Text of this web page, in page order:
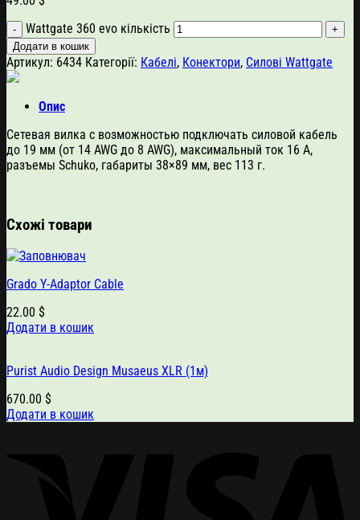
Wattgate 360 evo кількість
Додати в кошик
Артикул: 6434 Категорії: Кабелі, Конектори, Силові Wattgate
Опис
Сетевая вилка с возможностью подключать силовой кабель
до 19 мм (от 14 AWG до 8 AWG), максимальный ток 16 А,
разъемы Schuko, габариты 38×89 мм, вес 113 г.
Схожі товари
Grado Y-Adaptor Cable
22.00 $
Додати в кошик
Purist Audio Design Musaeus XLR (1м)
670.00 $
Додати в кошик